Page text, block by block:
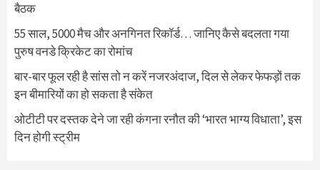
बैठक
55 साल, 5000 मैच और अनगिनत रिकॉर्ड… जानिए कैसे बदलता गया
पुरुष वनडे क्रिकेट का रोमांच
बार-बार फूल रही है सांस तो न करें नजरअंदाज, दिल से लेकर फेफड़ों तक
इन बीमारियों का हो सकता है संकेत
ओटीटी पर दस्तक देने जा रही कंगना रनौत की ‘भारत भाग्य विधाता’, इस
दिन होगी स्ट्रीम